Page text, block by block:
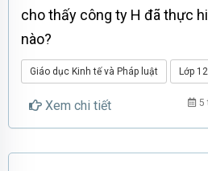
cho thấy công ty H đã thực
nào?
Giáo dục Kinh tế và Pháp luật Lớp 12
Xem chi tiết 5